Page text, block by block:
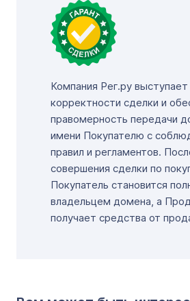
Компания Рег.ру
корректности сделки и
правомерность передачи
имени Покупателю с
правил и регламентов.
совершения сделки по
Покупатель становится
владельцем домена, а
получает средства от